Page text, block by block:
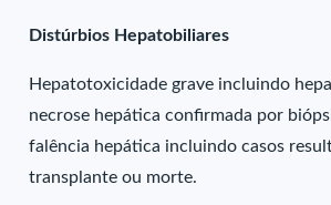
Distúrbios Hepatobiliares
Hepatotoxicidade grave incluindo
necrose hepática confirmada por
falência hepática incluindo casos
transplante ou morte.